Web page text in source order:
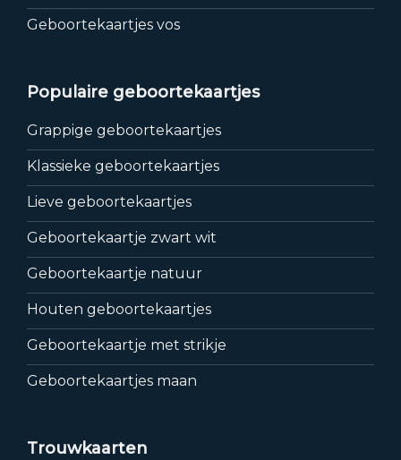
Geboortekaartjes vos
Populaire geboortekaartjes
Grappige geboortekaartjes
Klassieke geboortekaartjes
Lieve geboortekaartjes
Geboortekaartje zwart wit
Geboortekaartje natuur
Houten geboortekaartjes
Geboortekaartje met strikje
Geboortekaartjes maan
Trouwkaarten